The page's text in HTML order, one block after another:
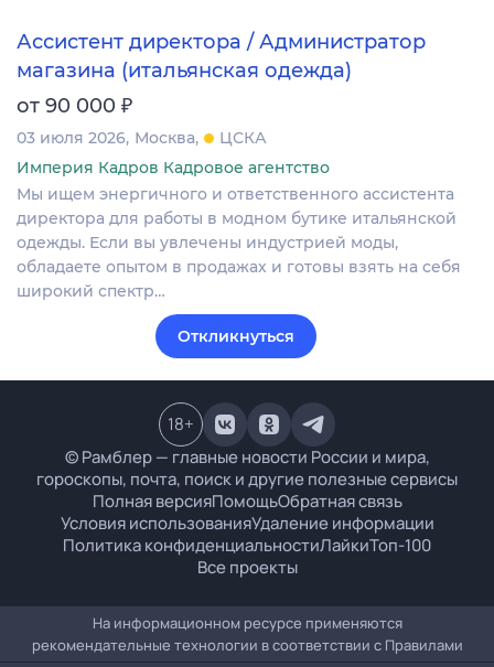
Ассистент директора / Администратор
магазина (итальянская одежда)
от 90 000 ₽
03 июля 2026 Москва
ЦСКА
Империя Кадров Кадровое агентство
Мы ищем энергичного и ответственного ассистента
директора для работы в модном бутике итальянской
одежды. Если вы увлечены индустрией моды,
обладаете опытом в продажах и готовы взять на себя
широкий спектр…
Откликнуться
© Рамблер — главные новости России и мира,
гороскопы, почта, поиск и другие полезные сервисы
Полная версияПомощьОбратная связь
Условия использованияУдаление информации
Политика конфиденциальностиЛайкиТоп-100
Все проекты
18+
На информационном ресурсе применяются
рекомендательные технологии в соответствии с Правилами